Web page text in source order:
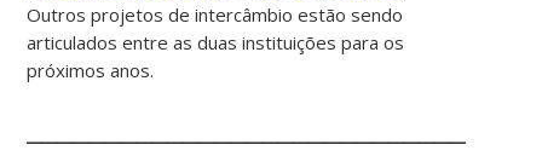
Outros projetos de intercâmbio estão sendo
articulados entre as duas instituições para os
próximos anos.